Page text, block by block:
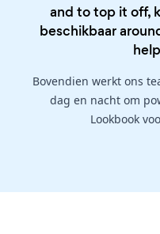
and to top it off,
beschikbaar
Bovendien werkt ons
dag en nacht om
Lookbook